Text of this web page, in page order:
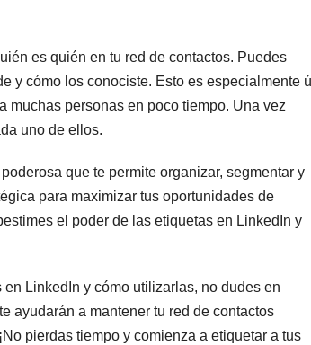
es quién en tu red de contactos. Puedes
y cómo los conociste. Esto es especialmente
muchas personas en poco tiempo. Una vez
uno de ellos.
que te permite organizar, segmentar y
para maximizar tus oportunidades de
el poder de las etiquetas en LinkedIn y
LinkedIn y cómo utilizarlas, no dudes en
ayudarán a mantener tu red de contactos
pierdas tiempo y comienza a etiquetar a tus